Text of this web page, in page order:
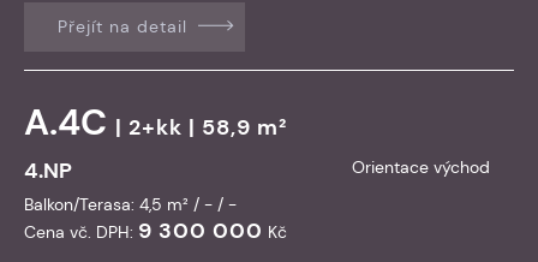
Přejít na detail
A.4C | 2+kk | 58,9 m²
4.NP
Orientace východ
Balkon/Terasa: 4,5 m² / - / -
Cena vč. DPH: 9 300 000 Kč